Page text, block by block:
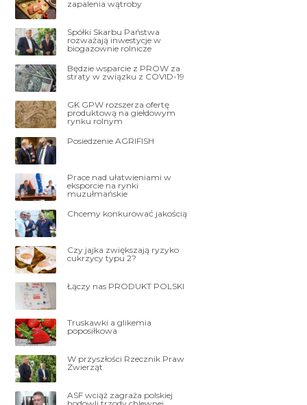
zapalenia wątroby
Spółki Skarbu Państwa
rozważają inwestycje w
biogazownie rolnicze
Będzie wsparcie z PROW za
straty w związku z COVID-19
GK GPW rozszerza ofertę
produktową na giełdowym
rynku rolnym
Posiedzenie AGRIFISH
Prace nad ułatwieniami w
eksporcie na rynki
muzułmańskie
Chcemy konkurować jakością
Czy jajka zwiększają ryzyko
cukrzycy typu 2?
Łączy nas PRODUKT POLSKI
Truskawki a glikemia
poposiłkowa
W przyszłości Rzecznik Praw
Zwierząt
ASF wciąż zagraża polskiej